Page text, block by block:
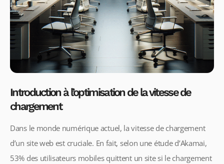
Introduction à l’optimisation de la vitesse de
chargement
Dans le monde numérique actuel, la vitesse de chargement
d’un site web est cruciale. En fait, selon une étude d’Akamai,
53% des utilisateurs mobiles quittent un site si le chargement